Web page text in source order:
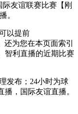
友谊联赛比赛【刚
。
以提前
还为您在本页面索引
智利直播的近期比赛
发布；24小时为球
，国际友谊直播。